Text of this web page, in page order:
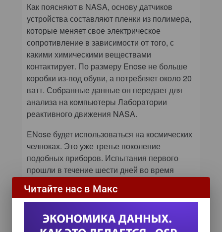
Как поясняют в NASA, основу датчиков
устройства составляют пленки из полимера,
которые меняет свое электрическое
сопротивление в зависимости от того, с
какими химическими веществами
контактирует. По размеру Enose не больше
коробки из-под обуви, а потребляет около 20
ватт. Собранные данные он передает для
анализа на компьютеры Лаборатории
реактивного движения NASA.
ENose будет использоваться на космических
челноках. Это уже третье поколение
подобных приборов. Испытания первого
прошли в течение шести дней во время
испытывали только на Земле.
Читайте нас в Макс